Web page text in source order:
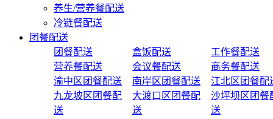
养生/营养餐配送
冷链餐配送
团餐配送
团餐配送
盒饭配送
工作餐配送
营养餐配送
会议餐配送
商务餐配送
渝中区团餐配送
南岸区团餐配送
江北区团餐配
九龙坡区团餐配
送
大渡口区团餐配
送
沙坪坝区团餐
送